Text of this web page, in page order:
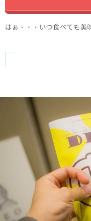
はぁ・・・いつ食べても美